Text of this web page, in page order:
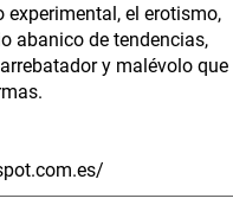
el erotismo,
abanico de tendencias,
y malévolo que